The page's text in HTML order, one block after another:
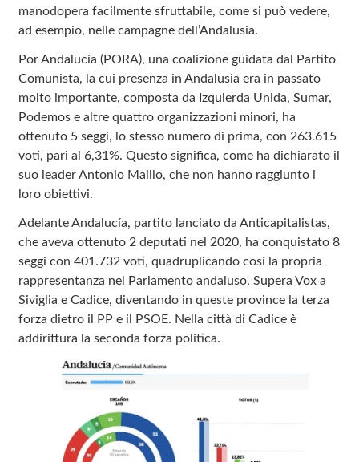
manodopera facilmente sfruttabile, come si può vedere,
ad esempio, nelle campagne dell’Andalusia.
Por Andalucía (PORA), una coalizione guidata dal Partito
Comunista, la cui presenza in Andalusia era in passato
molto importante, composta da Izquierda Unida, Sumar,
Podemos e altre quattro organizzazioni minori, ha
ottenuto 5 seggi, lo stesso numero di prima, con 263.615
voti, pari al 6,31%. Questo significa, come ha dichiarato il
suo leader Antonio Maillo, che non hanno raggiunto i
loro obiettivi.
Adelante Andalucía, partito lanciato da Anticapitalistas,
che aveva ottenuto 2 deputati nel 2020, ha conquistato 8
seggi con 401.732 voti, quadruplicando così la propria
rappresentanza nel Parlamento andaluso. Supera Vox a
Siviglia e Cadice, diventando in queste province la terza
forza dietro il PP e il PSOE. Nella città di Cadice è
addirittura la seconda forza politica.